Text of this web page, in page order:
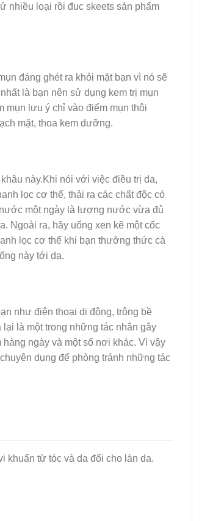
nhiều loại rồi đuc skeets sản phẩm
đáng ghét ra khỏi mặt bạn vì nó sẽ
là bạn nên sử dụng kem trị mụn
mụn lưu ý chỉ vào điểm mụn thôi
mặt, thoa kem dưỡng.
này.Khi nói với việc điều trị da,
lọc cơ thể, thải ra các chất độc có
một ngày là lượng nước vừa đủ
Ngoài ra, hãy uống xen kẽ một cốc
lọc cơ thể khi bạn thưởng thức cà
này tới da.
như điện thoại di động, trông bề
là một trong những tác nhân gây
ngày và một số nơi khác. Vì vậy
dụng để phòng tránh những tác
khuẩn từ tóc và da đối cho làn da.